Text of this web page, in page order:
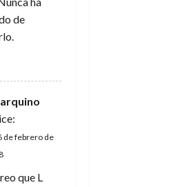
de
de febrero de
que L